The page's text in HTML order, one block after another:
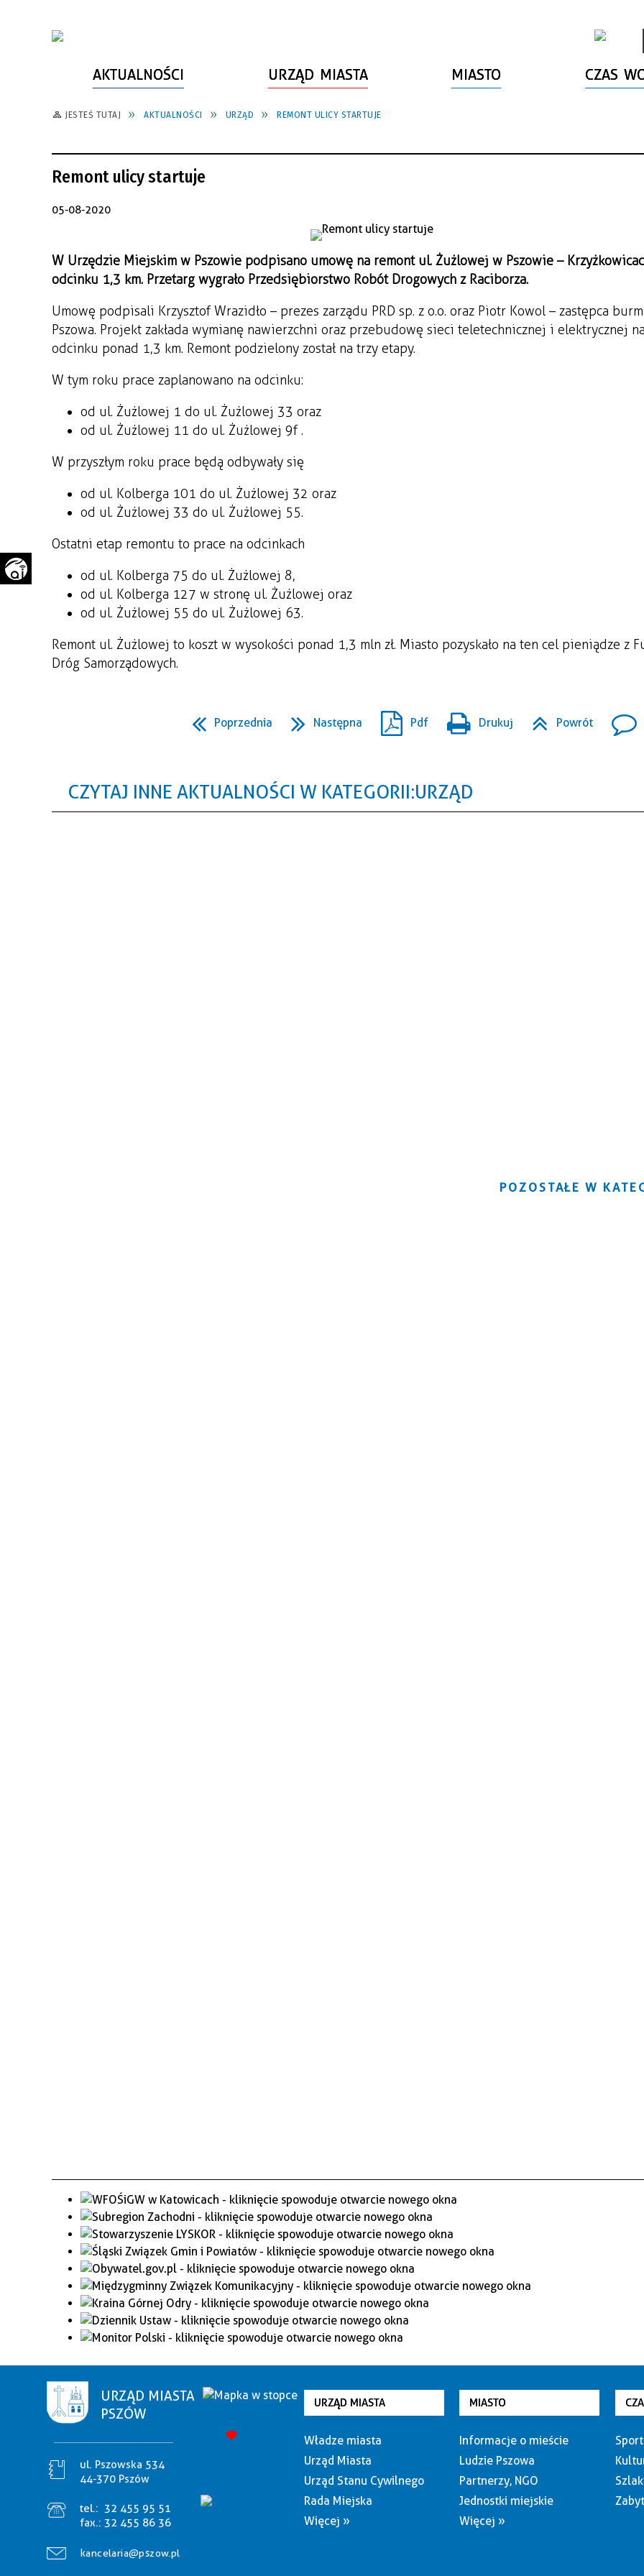
AKTUALNOŚCI URZĄD MIASTA
WŁADZE MIASTA
URZĄD STANU CYWILNEGO
RADA MIEJSKA
STRATEGIE, PLANY, PROGRAMY
MIASTO
INFORMACJE O MIEŚCIE
PARTNERZY, NGO
JEDNOSTKI MIEJSKIE
INWESTYCJE MIEJSKIE
PRZEDSIĘBIORCZOŚCI
WAŻNE TELEFONY
"PSZOW.PL"
CZAS
SPORT
SZLAKI TURYSTYCZNE
ZABYTKI
ZAŁATW SPRAWĘ
BEZPIECZEŃSTWO
ZWIERZĘTA W GMINIE
INFORMATOR
ZAGOSPODAROWANIE
PRZESTRZENNE
JESTEŚ TUTAJ AKTUALNOŚCI URZĄD REMONT ULICY STARTUJE
Remont ulicy startuje
05-08-2020
W Urzędzie Miejskim w Pszowie podpisano umowę na remont ul. Żużlowej w Pszowie –
odcinku 1,3 km. Przetarg wygrało Przedsiębiorstwo Robót Drogowych z Raciborza.
Umowę podpisali Krzysztof Wrazidło – prezes zarządu PRD sp. z o.o. oraz Piotr Kowol – zastępca
Pszowa. Projekt zakłada wymianę nawierzchni oraz przebudowę sieci teletechnicznej i elektrycznej
odcinku ponad 1,3 km. Remont podzielony został na trzy etapy.
W tym roku prace zaplanowano na odcinku:
od ul. Żużlowej 1 do ul. Żużlowej 33 oraz
od ul. Żużlowej 11 do ul. Żużlowej 9f .
W przyszłym roku prace będą odbywały się
od ul. Kolberga 101 do ul. Żużlowej 32 oraz
od ul. Żużlowej 33 do ul. Żużlowej 55.
Ostatni etap remontu to prace na odcinkach
od ul. Kolberga 75 do ul. Żużlowej 8,
od ul. Kolberga 127 w stronę ul. Żużlowej oraz
od ul. Żużlowej 55 do ul. Żużlowej 63.
Remont ul. Żużlowej to koszt w wysokości ponad 1,3 mln zł. Miasto pozyskało na ten cel pieniądze z
Dróg Samorządowych.
Poprzednia Następna Pdf Drukuj Powrót
CZYTAJ INNE AKTUALNOŚCI W KATEGORII: URZĄD
POZOSTAŁE W
URZĄD MIASTA
PSZÓW
ul. Pszowska 534
44-370 Pszów
tel.: 32 455 95 51
fax.: 32 455 86 36
kancelaria@pszow.pl
URZĄD MIASTA
Władze miasta
Urząd Miasta
Urząd Stanu Cywilnego
Rada Miejska
Więcej »
MIASTO
Informacje o mieście
Ludzie Pszowa
Partnerzy, NGO
Jednostki miejskie
Więcej »
Sport